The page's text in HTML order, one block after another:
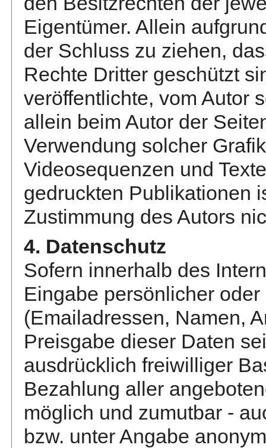
Eigentümer. Allein
der Schluss zu ziehen,
Rechte Dritter geschützt
veröffentlichte, vom Autor
allein beim Autor der
Verwendung solcher
Videosequenzen und
gedruckten Publikationen
Zustimmung des Autors
4. Datenschutz
Sofern innerhalb des
Eingabe persönlicher
(Emailadressen, Namen,
Preisgabe dieser Daten
ausdrücklich freiwilliger
Bezahlung aller
möglich und zumutbar -
bzw. unter Angabe